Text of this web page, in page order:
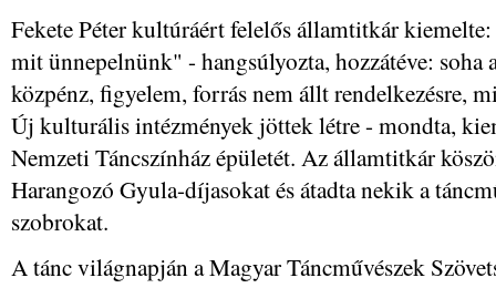
Fekete Péter kultúráért felelős államtitkár
mit ünnepelnünk" - hangsúlyozta, hozzátéve: soha
közpénz, figyelem, forrás nem állt rendelkezésre,
Új kulturális intézmények jöttek létre - mondta,
Nemzeti Táncszínház épületét. Az államtitkár
Harangozó Gyula-díjasokat és átadta nekik a
szobrokat.
A tánc világnapján a Magyar Táncművészek